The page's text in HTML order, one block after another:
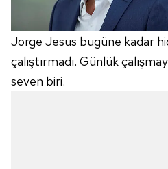
Jorge Jesus bugüne kadar
çalıştırmadı. Günlük
seven biri.